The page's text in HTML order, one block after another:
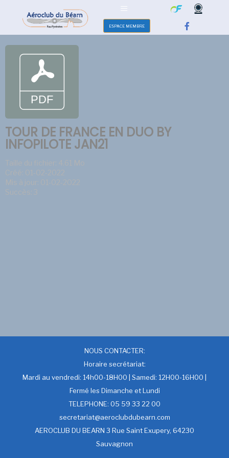
ESPACE MEMBRE
TOUR DE FRANCE EN DUO BY
INFOPILOTE JAN21
Taille du fichier: 4.61 Mo
Créé: 01-02-2022
Mis à jour: 01-02-2022
Succès: 3
NOUS CONTACTER:
Horaire secrétariat:
Mardi au vendredi: 14h00-18H00 | Samedi: 12H00-16H00 |
Fermé les Dimanche et Lundi
TELEPHONE: 05 59 33 22 00
secretariat@aeroclubdubearn.com
AEROCLUB DU BEARN 3 Rue Saint Exupery, 64230
Sauvagnon